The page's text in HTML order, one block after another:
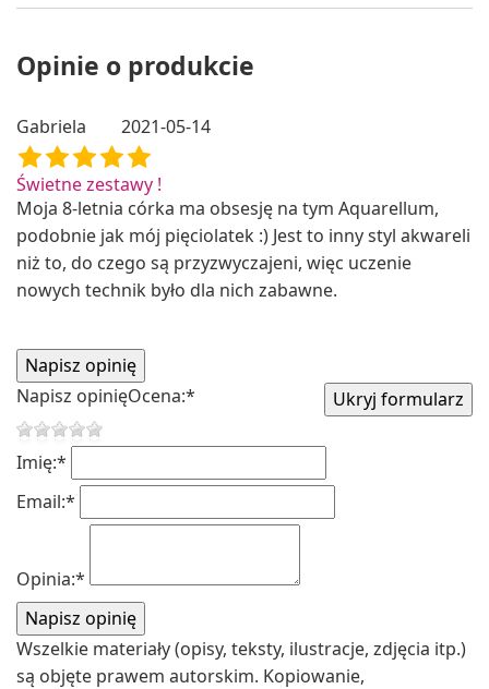
Opinie o produkcie
Gabriela 2021-05-14
Świetne zestawy !
Moja 8-letnia córka ma obsesję na tym Aquarellum,
podobnie jak mój pięciolatek :) Jest to inny styl akwareli
niż to, do czego są przyzwyczajeni, więc uczenie
nowych technik było dla nich zabawne.
Napisz opinięOcena:*
Imię:*
Email:*
Opinia:*
Wszelkie materiały (opisy, teksty, ilustracje, zdjęcia itp.)
są objęte prawem autorskim. Kopiowanie,